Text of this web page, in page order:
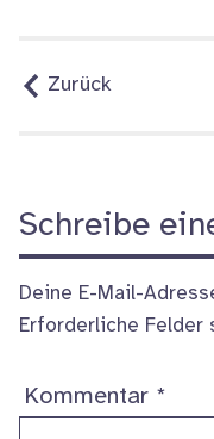
Zurück
Schreibe
Deine E-Mail-
Erforderliche Felder
Kommentar *